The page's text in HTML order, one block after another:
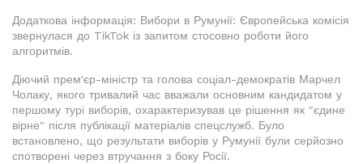
Додаткова інформація: Вибори в Румунії: Європейська комісія
звернулася до TikTok із запитом стосовно роботи його
алгоритмів.
Діючий прем'єр-міністр та голова соціал-демократів Марчел
Чолаку, якого тривалий час вважали основним кандидатом у
першому турі виборів, охарактеризував це рішення як "єдине
вірне" після публікації матеріалів спецслужб. Було
встановлено, що результати виборів у Румунії були серйозно
спотворені через втручання з боку Росії.